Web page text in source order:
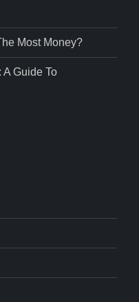
Most Money?
Guide To